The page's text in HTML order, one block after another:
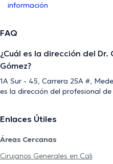
información
FAQ
¿Cuál es la dirección del Dr.
Gómez?
1A Sur - 45, Carrera 25A #,
es la dirección del profesional
Enlaces Útiles
Áreas Cercanas
Cirujanos Generales en Cali